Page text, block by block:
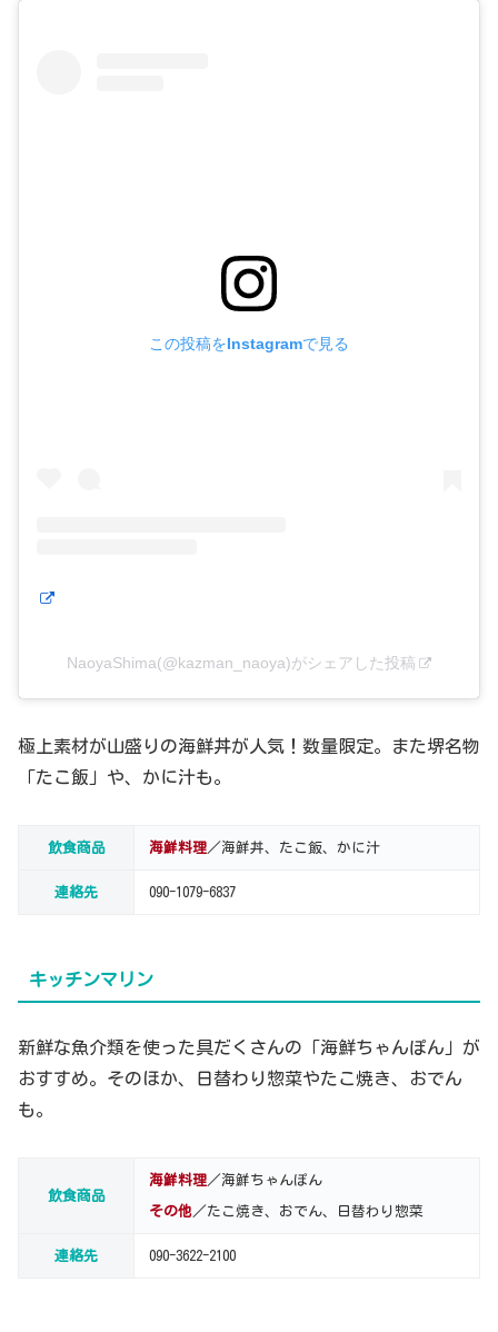
この投稿をInstagramで見る
NaoyaShima(@kazman_naoya)がシェアした投稿
極上素材が山盛りの海鮮丼が人気！数量限定。また堺名物
「たこ飯」や、かに汁も。
飲食商品 海鮮料理／海鮮丼、たこ飯、かに汁
連絡先 090-1079-6837
キッチンマリン
新鮮な魚介類を使った具だくさんの「海鮮ちゃんぽん」が
おすすめ。そのほか、日替わり惣菜やたこ焼き、おでん
も。
飲食商品
海鮮料理／海鮮ちゃんぽん
その他／たこ焼き、おでん、日替わり惣菜
連絡先 090-3622-2100